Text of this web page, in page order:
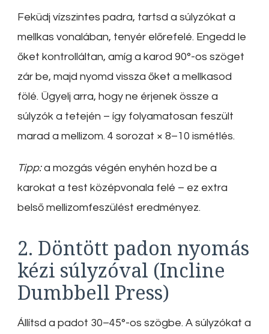
Feküdj vízszintes padra, tartsd a súlyzókat a
mellkas vonalában, tenyér előrefelé. Engedd le
őket kontrolláltan, amíg a karod 90°-os szöget
zár be, majd nyomd vissza őket a mellkasod
fölé. Ügyelj arra, hogy ne érjenek össze a
súlyzók a tetején – így folyamatosan feszült
marad a mellizom. 4 sorozat × 8–10 ismétlés.
Tipp:a mozgás végén enyhén hozd be a
karokat a test középvonala felé – ez extra
belső mellizomfeszülést eredményez.
2. Döntött padon nyomás
kézi súlyzóval (Incline
Dumbbell Press)
Állítsd a padot 30–45°-os szögbe. A súlyzókat a